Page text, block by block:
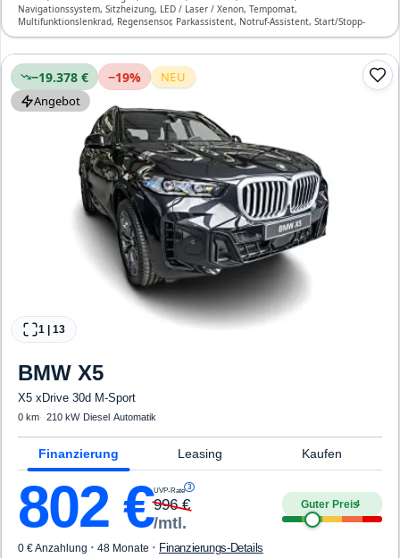
Navigationssystem, Sitzheizung, LED / Laser / Xenon, Tempomat,
Multifunktionslenkrad, Regensensor, Parkassistent, Notruf-Assistent, Start/Stopp-
Automatik, Bluetooth, Freisprecheinrichtung, Verkehrszeichen-Erkennung, ESP, ABS,
−19.378 € −19%
NEU
Angebot
1 13
BMW X5
X5 xDrive 30d M-Sport
0 km· ·210 kW· Diesel·Automatik
Finanzierung Leasing Kaufen
802 €UVP-Rate 3
996€
/mtl.
Guter Preis4
0 € Anzahlung · 48 Monate · Finanzierungs-Details